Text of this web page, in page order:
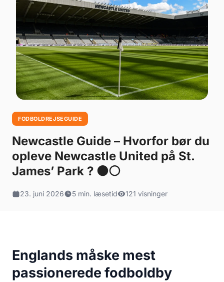
FODBOLDREJSEGUIDE
Newcastle Guide – Hvorfor bør du
opleve Newcastle United på St.
James’ Park ? ⚫⚪
23. juni 2026 5 min. læsetid 121 visninger
Englands måske mest
passionerede fodboldby